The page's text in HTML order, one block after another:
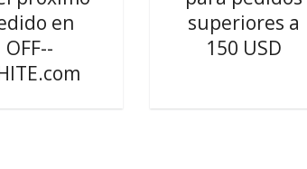
en
OFF--
superiores a
150 USD